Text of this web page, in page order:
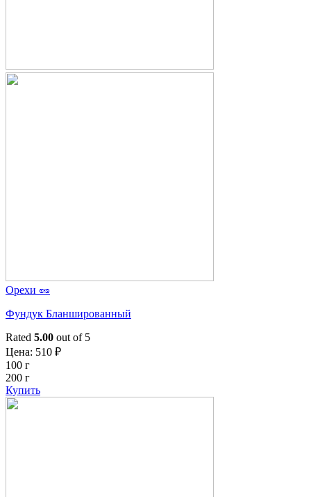
Орехи 🥜
Фундук Бланшированный
Rated 5.00 out of 5
Цена: 510 ₽
100 г
200 г
Купить